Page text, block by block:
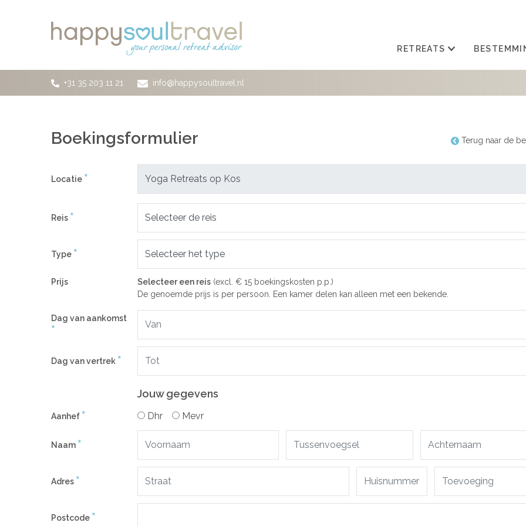
RETREATS
+31 35 203 11 21 info@happysoultravel.nl
Boekingsformulier Terug naar de
Locatie *
Reis *
Type *
Prijs Selecteer een reis (excl. € 15 boekingskosten p.p.)
De genoemde prijs is per persoon. Een kamer delen kan alleen met een bekende.
Dag van aankomst
*
Dag van vertrek *
Jouw gegevens
Aanhef * Dhr Mevr
Naam *
Adres *
Postcode *